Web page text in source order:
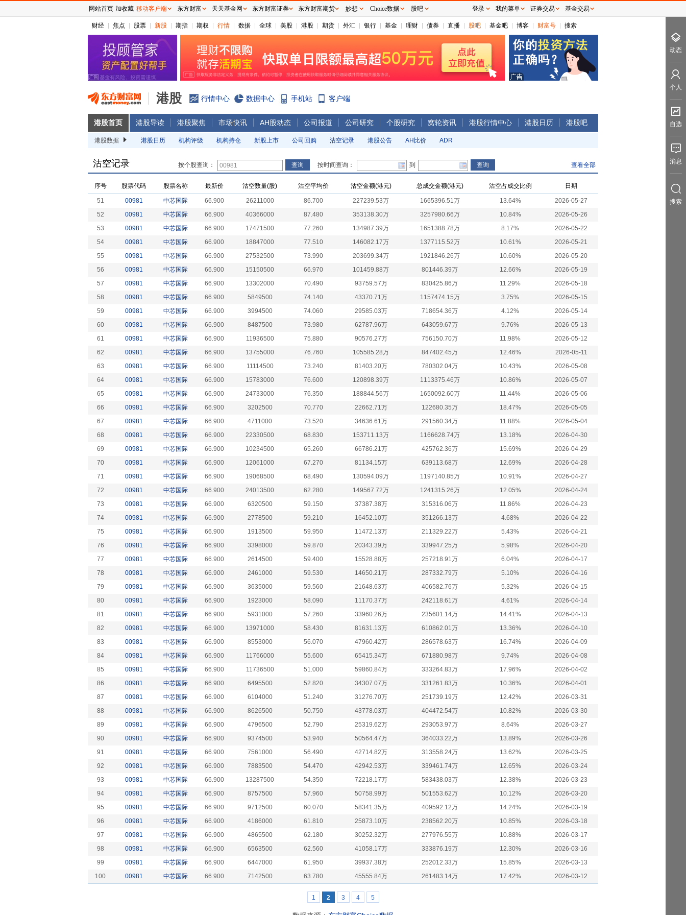
财经 焦点 股票 新股 期指 期权 行情 数据 全球 美股 港股 期货 外汇 银行 基金 理财 债券 直播 股吧 基金吧 博客 财富号 搜索
港股 行情中心 数据中心 手机站 客户端
港股首页 港股导读 港股聚焦 市场快讯 AH股动态 公司报道 公司研究 个股研究 窝轮资讯 港股行情中心 港股日历 港股吧
港股数据 港股日历 机构评级 机构持仓 新股上市 公司回购 沽空记录 港股公告 AH比价 ADR
沽空记录 按个股查询： 按时间查询： 到 查看全部
序号 股票代码 股票名称 最新价 沽空数量(股) 沽空平均价 沽空金额(港元) 总成交金额(港元) 沽空占成交比例 日期
51 00981 中芯国际 66.900 26211000 86.700 227239.53万 1665396.51万 13.64%
2026-05-27
52
00981 中芯国际 66.900 40366000 87.480 353138.30万 3257980.66万 10.84%
2026-05-26
53
00981 中芯国际 66.900 17471500 77.260 134987.39万 1651388.78万 8.17%
2026-05-22
54
00981 中芯国际 66.900 18847000 77.510 146082.17万 1377115.52万 10.61%
2026-05-21
55
00981 中芯国际 66.900 27532500 73.990 203699.34万 1921846.26万 10.60%
2026-05-20
56
00981 中芯国际 66.900 15150500 66.970 101459.88万 801446.39万 12.66%
2026-05-19
57
00981 中芯国际 66.900 13302000 70.490 93759.57万 830425.86万 11.29%
2026-05-18
58
00981 中芯国际 66.900 5849500 74.140 43370.71万 1157474.15万 3.75%
2026-05-15
59
00981 中芯国际 66.900 3994500 74.060 29585.03万 718654.36万 4.12%
2026-05-14
60
00981 中芯国际 66.900 8487500 73.980 62787.96万 643059.67万 9.76%
2026-05-13
61
00981 中芯国际 66.900 11936500 75.880 90576.27万 756150.70万 11.98%
2026-05-12
62
00981 中芯国际 66.900 13755000 76.760 105585.28万 847402.45万 12.46%
2026-05-11
63
00981 中芯国际 66.900 11114500 73.240 81403.20万 780302.04万 10.43%
2026-05-08
64
00981 中芯国际 66.900 15783000 76.600 120898.39万 1113375.46万 10.86%
2026-05-07
65
00981 中芯国际 66.900 24733000 76.350 188844.56万 1650092.60万 11.44%
2026-05-06
66
00981 中芯国际 66.900 3202500 70.770 22662.71万 122680.35万 18.47%
2026-05-05
67
00981 中芯国际 66.900 4711000 73.520 34636.61万 291560.34万 11.88%
2026-05-04
68
00981 中芯国际 66.900 22330500 68.830 153711.13万 1166628.74万 13.18%
2026-04-30
69
00981 中芯国际 66.900 10234500 65.260 66786.21万 425762.36万 15.69%
2026-04-29
70
00981 中芯国际 66.900 12061000 67.270 81134.15万 639113.68万 12.69%
2026-04-28
71
00981 中芯国际 66.900 19068500 68.490 130594.09万 1197140.85万 10.91%
2026-04-27
72
00981 中芯国际 66.900 24013500 62.280 149567.72万 1241315.26万 12.05%
2026-04-24
73
00981 中芯国际 66.900 6320500 59.150 37387.38万 315316.06万 11.86%
2026-04-23
74
00981 中芯国际 66.900 2778500 59.210 16452.10万 351266.13万 4.68%
2026-04-22
75
00981 中芯国际 66.900 1913500 59.950 11472.13万 211329.22万 5.43%
2026-04-21
76
00981 中芯国际 66.900 3398000 59.870 20343.39万 339947.25万 5.98%
2026-04-20
77
00981 中芯国际 66.900 2614500 59.400 15528.88万 257218.91万 6.04%
2026-04-17
78
00981 中芯国际 66.900 2461000 59.530 14650.21万 287332.79万 5.10%
2026-04-16
79
00981 中芯国际 66.900 3635000 59.560 21648.63万 406582.76万 5.32%
2026-04-15
80
00981 中芯国际 66.900 1923000 58.090 11170.37万 242118.61万 4.61%
2026-04-14
81
00981 中芯国际 66.900 5931000 57.260 33960.26万 235601.14万 14.41%
2026-04-13
82
00981 中芯国际 66.900 13971000 58.430 81631.13万 610862.01万 13.36%
2026-04-10
83
00981 中芯国际 66.900 8553000 56.070 47960.42万 286578.63万 16.74%
2026-04-09
84
00981 中芯国际 66.900 11766000 55.600 65415.34万 671880.98万 9.74%
2026-04-08
85
00981 中芯国际 66.900 11736500 51.000 59860.84万 333264.83万 17.96%
2026-04-02
86
00981 中芯国际 66.900 6495500 52.820 34307.07万 331261.83万 10.36%
2026-04-01
87
00981 中芯国际 66.900 6104000 51.240 31276.70万 251739.19万 12.42%
2026-03-31
88
00981 中芯国际 66.900 8626500 50.750 43778.03万 404472.54万 10.82%
2026-03-30
89
00981 中芯国际 66.900 4796500 52.790 25319.62万 293053.97万 8.64%
2026-03-27
90
00981 中芯国际 66.900 9374500 53.940 50564.47万 364033.22万 13.89%
2026-03-26
91
00981 中芯国际 66.900 7561000 56.490 42714.82万 313558.24万 13.62%
2026-03-25
92
00981 中芯国际 66.900 7883500 54.470 42942.53万 339461.74万 12.65%
2026-03-24
93
00981 中芯国际 66.900 13287500 54.350 72218.17万 583438.03万 12.38%
2026-03-23
94
00981 中芯国际 66.900 8757500 57.960 50758.99万 501553.62万 10.12%
2026-03-20
95
00981 中芯国际 66.900 9712500 60.070 58341.35万 409592.12万 14.24%
2026-03-19
96
00981 中芯国际 66.900 4186000 61.810 25873.10万 238562.20万 10.85%
2026-03-18
97
00981 中芯国际 66.900 4865500 62.180 30252.32万 277976.55万 10.88%
2026-03-17
98
00981 中芯国际 66.900 6563500 62.560 41058.17万 333876.19万 12.30%
2026-03-16
99
00981 中芯国际 66.900 6447000 61.950 39937.38万 252012.33万 15.85%
2026-03-13
100
00981 中芯国际 66.900 7142500 63.780 45555.84万 261483.14万 17.42% 2026-03-12
1 2 3 4 5
网站首页 加收藏 移动客户端 东方财富 天天基金网 东方财富证券 东方财富期货 妙想 Choice数据 股吧 登录 我的菜单 证券交易 基金交易
动态
个人
自选
消息
搜索